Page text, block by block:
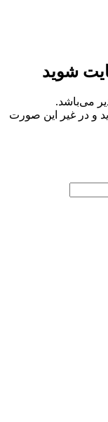
شوید
می‌باشد.
و در غیر این صورت